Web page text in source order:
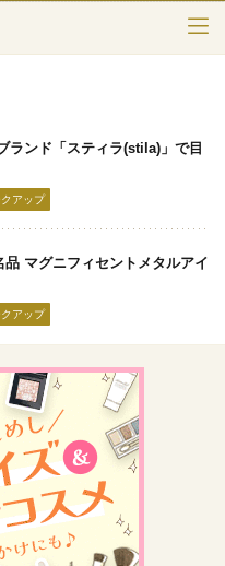
検索
ランド「スティラ(stila)」で目
アップ
マグニフィセントメタルアイ
アップ